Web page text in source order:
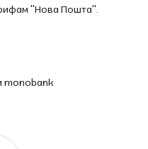
"Нова Пошта".
monobank